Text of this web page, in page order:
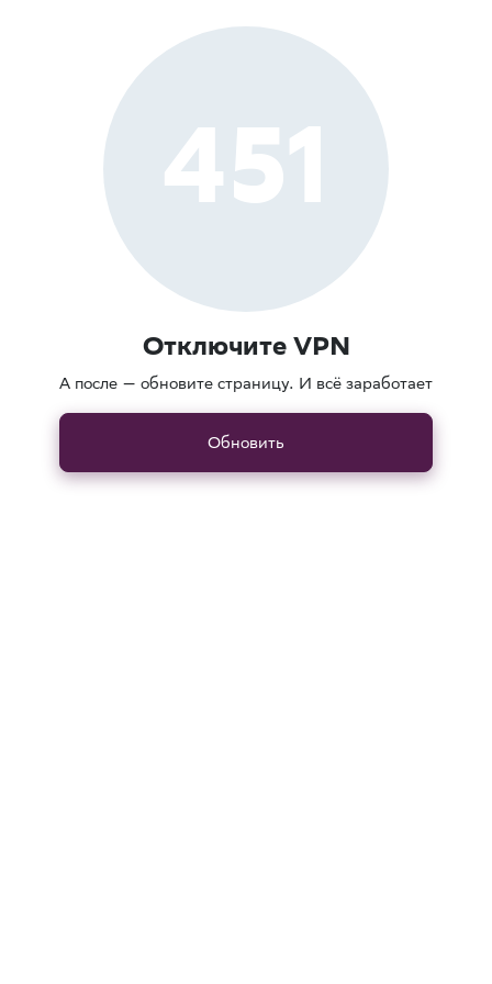
451
Отключите VPN
А после — обновите страницу. И всё заработает
Обновить